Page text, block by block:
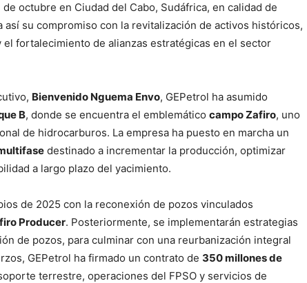
octubre en Ciudad del Cabo, Sudáfrica, en calidad de
así su compromiso con la revitalización de activos históricos,
fortalecimiento de alianzas estratégicas en el sector
Bienvenido Nguema Envo, GEPetrol ha asumido
B, donde se encuentra el emblemático campo Zafiro, uno
de hidrocarburos. La empresa ha puesto en marcha un
destinado a incrementar la producción, optimizar
a largo plazo del yacimiento.
de 2025 con la reconexión de pozos vinculados
Producer. Posteriormente, se implementarán estrategias
de pozos, para culminar con una reurbanización integral
GEPetrol ha firmado un contrato de 350 millones de
terrestre, operaciones del FPSO y servicios de